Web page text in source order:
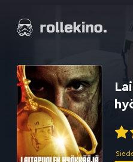
suoraan
Elokuvat ja elokuva-arviot | Rollekino.fi
jälkeen.